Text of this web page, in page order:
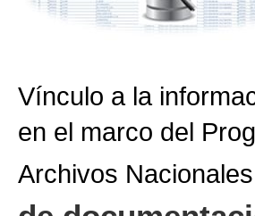
Vínculo a la
en el marco del
Archivos